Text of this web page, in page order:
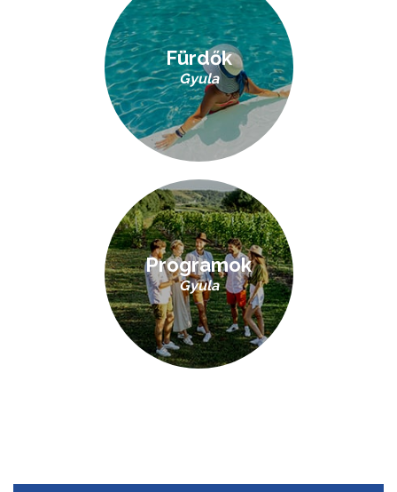
Fürdők
Gyula
Programok
Gyula